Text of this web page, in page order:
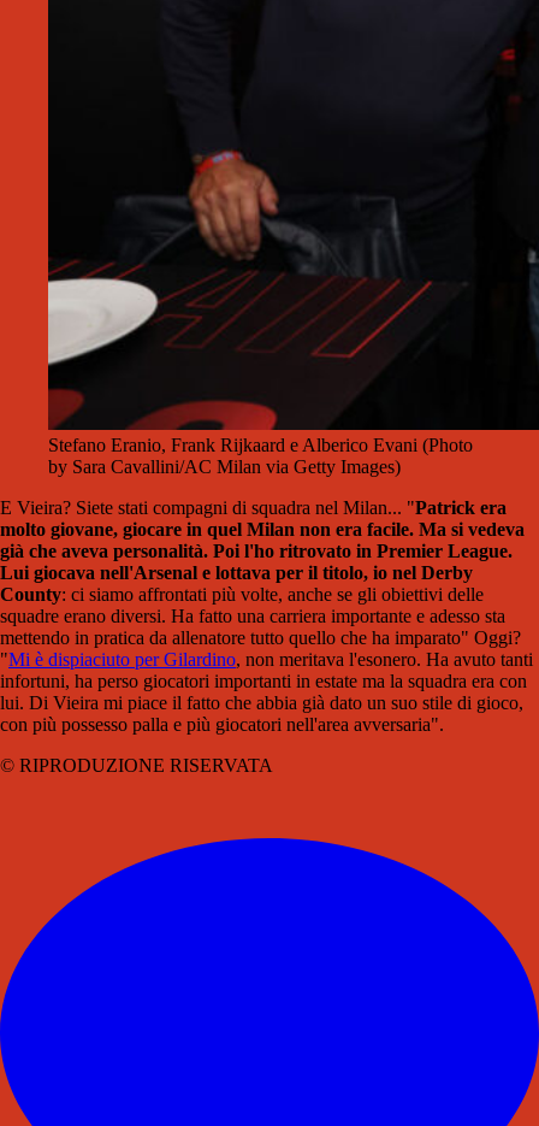
Stefano Eranio, Frank Rijkaard e Alberico Evani (Photo
by Sara Cavallini/AC Milan via Getty Images)
E Vieira? Siete stati compagni di squadra nel Milan... "Patrick era
molto giovane, giocare in quel Milan non era facile. Ma si vedeva
già che aveva personalità. Poi l'ho ritrovato in Premier League.
Lui giocava nell'Arsenal e lottava per il titolo, io nel Derby
County: ci siamo affrontati più volte, anche se gli obiettivi delle
squadre erano diversi. Ha fatto una carriera importante e adesso sta
mettendo in pratica da allenatore tutto quello che ha imparato" Oggi?
"Mi è dispiaciuto per Gilardino, non meritava l'esonero. Ha avuto tanti
infortuni, ha perso giocatori importanti in estate ma la squadra era con
lui. Di Vieira mi piace il fatto che abbia già dato un suo stile di gioco,
con più possesso palla e più giocatori nell'area avversaria".
© RIPRODUZIONE RISERVATA